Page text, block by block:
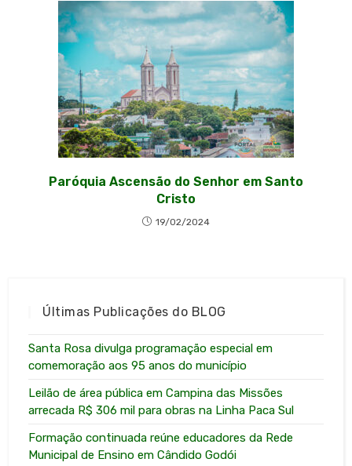
Paróquia Ascensão do Senhor em Santo
Cristo
19/02/2024
Últimas Publicações do BLOG
Santa Rosa divulga programação especial em
comemoração aos 95 anos do município
Leilão de área pública em Campina das Missões
arrecada R$ 306 mil para obras na Linha Paca Sul
Formação continuada reúne educadores da Rede
Municipal de Ensino em Cândido Godói